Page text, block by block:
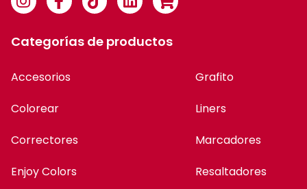
Categorías de productos
Accesorios
Colorear
Correctores
Enjoy Colors
Grafito
Liners
Marcadores
Resaltadores